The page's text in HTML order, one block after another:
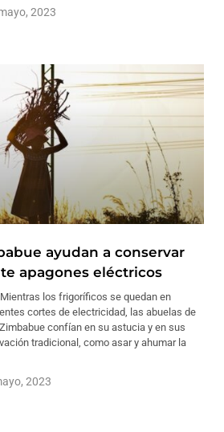
2023
ayudan a conservar
apagones eléctricos
los frigoríficos se quedan en
cortes de electricidad, las abuelas de
confían en su astucia y en sus
tradicional, como asar y ahumar la
2023